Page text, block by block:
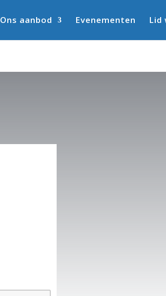
Ons aanbod Evenementen Lid